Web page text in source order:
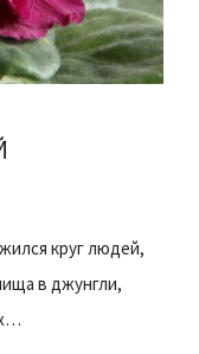
круг людей,
в джунгли,